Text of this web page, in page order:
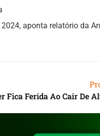
aponta relatório da